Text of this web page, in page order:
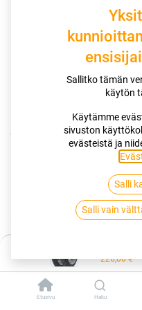
226,00€
Etusivu Haku
Kauppa
120/70R17 58W DUNLOP
120/70R17 58W
SPORTMAX
226,00€/ kpl
Sallitko tämän
käytön
Käytämme
sivuston
evästeistä ja
Salli
Salli vain